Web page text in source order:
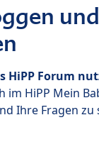
und
HiPP Forum
im HiPP Mein
Ihre Fragen zu